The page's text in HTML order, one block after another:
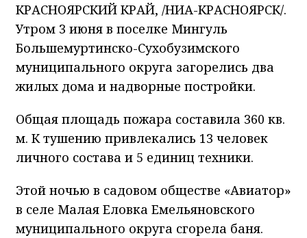
КРАСНОЯРСКИЙ КРАЙ, /НИА-КРАСНОЯРСК/.
Утром 3 июня в поселке Мингуль
Большемуртинско-Сухобузимского
муниципального округа загорелись два
жилых дома и надворные постройки.
Общая площадь пожара составила 360 кв.
м. К тушению привлекались 13 человек
личного состава и 5 единиц техники.
Этой ночью в садовом обществе «Авиатор»
в селе Малая Еловка Емельяновского
муниципального округа сгорела баня.